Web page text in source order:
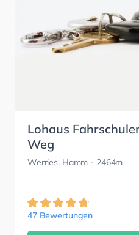
Lohaus
Weg
Werries, Hamm - 2464m
47 Bewertungen